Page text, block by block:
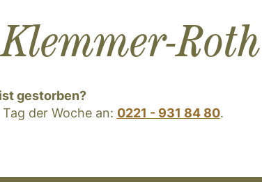
Roth
gestorben?
der Woche an: 0221 - 931 84 80.